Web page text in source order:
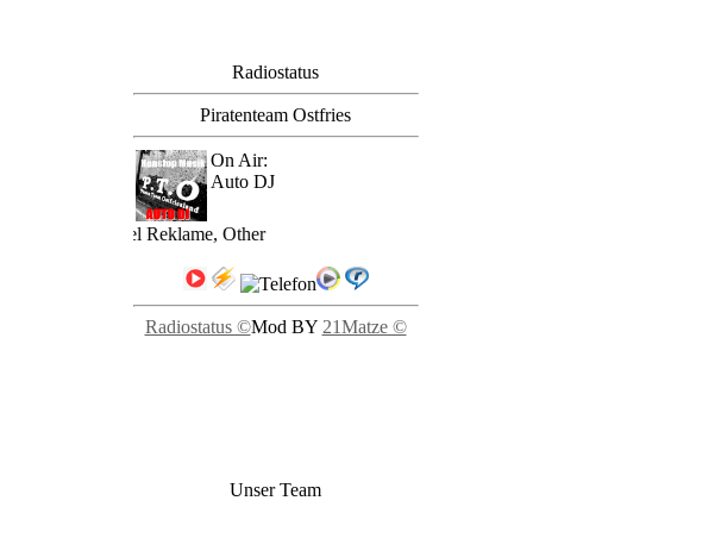
Radiostatus
Piratenteam Ostfries
On Air:
Auto DJ
mit dem Titel Reklame, Other
Radiostatus ©Mod BY 21Matze ©
Unser Team